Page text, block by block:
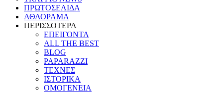
ΠΡΩΤΟΣΕΛΙΔΑ
ΑΘΛΟΡΑΜΑ
ΠΕΡΙΣΣΟΤΕΡΑ
ΕΠΕΙΓΟΝΤΑ
ALL THE BEST
BLOG
PAPARAZZI
ΤΕΧΝΕΣ
ΙΣΤΟΡΙΚΑ
ΟΜΟΓΕΝΕΙΑ